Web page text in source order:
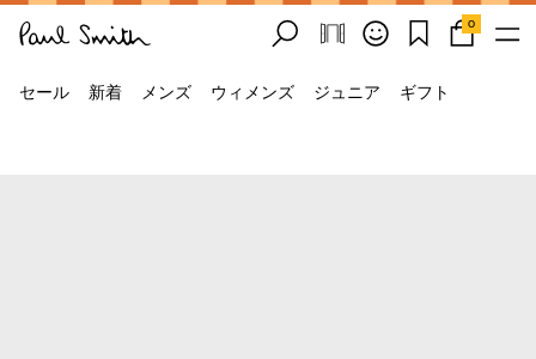
0
セール 新着 メンズ ウィメンズ ジュニア ギフト